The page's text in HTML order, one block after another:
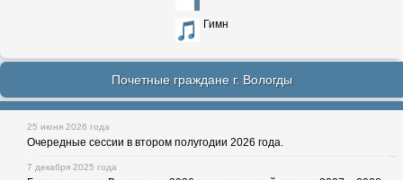
Гимн
Почетные граждане г. Вологды
25 июня 2026 года
Очередные сессии в втором полугодии 2026 года.
7 декабря 2025 года